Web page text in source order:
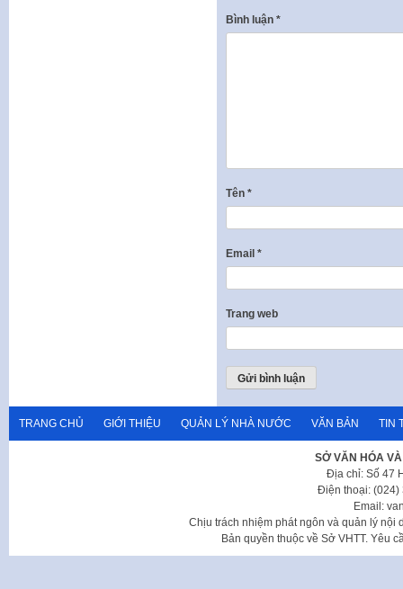
Bình luận *
Tên *
Email *
Trang web
TRANG CHỦ GIỚI THIỆU QUẢN LÝ NHÀ NƯỚC VĂN BẢN TIN
SỞ VĂN HÓA
Địa chỉ: Số 47
Điện thoại: (024)
Email:
Chịu trách nhiệm phát ngôn và quản lý nội
Bản quyền thuộc về Sở VHTT. Yêu